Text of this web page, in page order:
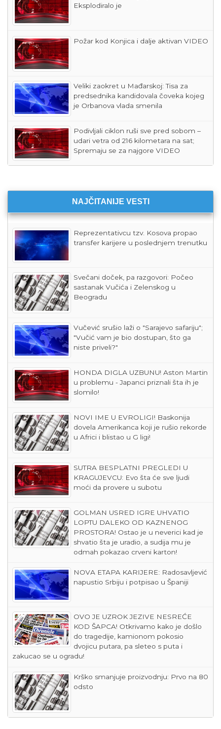
Eksplodiralo je
Požar kod Konjica i dalje aktivan VIDEO
Veliki zaokret u Mađarskoj: Tisa za
predsednika kandidovala čoveka kojeg
je Orbanova vlada smenila
Podivljali ciklon ruši sve pred sobom –
udari vetra od 216 kilometara na sat;
Spremaju se za najgore VIDEO
NAJČITANIJE VESTI
Reprezentativcu tzv. Kosova propao
transfer karijere u poslednjem trenutku
Svečani doček, pa razgovori: Počeo
sastanak Vučića i Zelenskog u
Beogradu
Vučević srušio laži o "Sarajevo safariju";
"Vučić vam je bio dostupan, što ga
niste priveli?"
HONDA DIGLA UZBUNU! Aston Martin
u problemu - Japanci priznali šta ih je
slomilo!
NOVI IME U EVROLIGI! Baskonija
dovela Amerikanca koji je rušio rekorde
u Africi i blistao u G ligi!
SUTRA BESPLATNI PREGLEDI U
KRAGUJEVCU: Evo šta će sve ljudi
moći da provere u subotu
GOLMAN USRED IGRE UHVATIO
LOPTU DALEKO OD KAZNENOG
PROSTORA! Ostao je u neverici kad je
shvatio šta je uradio, a sudija mu je
odmah pokazao crveni karton!
NOVA ETAPA KARIJERE: Radosavljević
napustio Srbiju i potpisao u Španiji
OVO JE UZROK JEZIVE NESREĆE
KOD ŠAPCA! Otkrivamo kako je došlo
do tragedije, kamionom pokosio
dvojicu putara, pa sleteo s puta i
zakucao se u ogradu!
Krško smanjuje proizvodnju: Prvo na 80
odsto